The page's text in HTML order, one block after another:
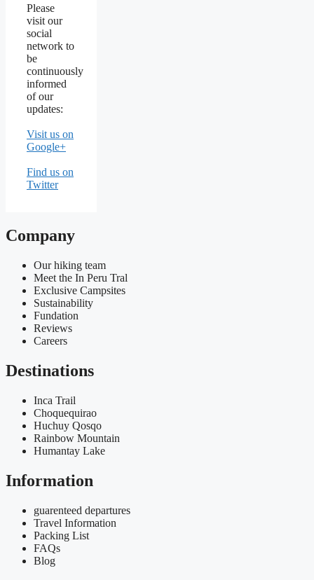
Please
visit our
social
network to
be
continuously
informed
of our
updates:
Visit us on
Google+
Find us on
Twitter
Company
Our hiking team
Meet the In Peru Tral
Exclusive Campsites
Sustainability
Fundation
Reviews
Careers
Destinations
Inca Trail
Choquequirao
Huchuy Qosqo
Rainbow Mountain
Humantay Lake
Information
guarenteed departures
Travel Information
Packing List
FAQs
Blog